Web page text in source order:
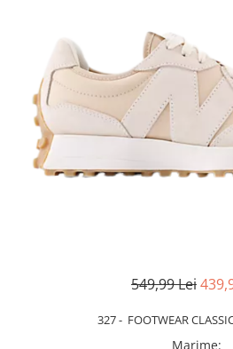
Slapi femei
549,99 Lei
327 - FOOTWEAR
Marime: